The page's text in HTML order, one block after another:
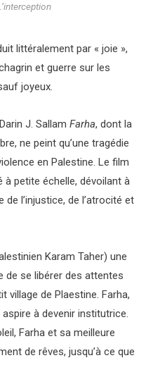
littéralement par « joie »,
et guerre sur les
joyeux.
J. Sallam Farha, dont la
ne peint qu’une tragédie
en Palestine. Le film
à petite échelle, dévoilant à
l’injustice, de l’atrocité et
Karam Taher) une
de se libérer des attentes
village de Plaestine. Farha,
aspire à devenir institutrice.
Farha et sa meilleure
de rêves, jusqu’à ce que